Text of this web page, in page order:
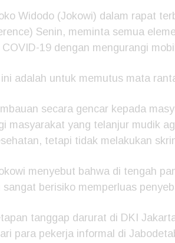
Widodo (Jokowi) dalam rapat
Senin, meminta semua
19 dengan mengurangi
ini adalah untuk memutus mata
secara gencar kepada
masyarakat yang telanjur mudik
tetapi tidak melakukan
menyebut bahwa di tengah
sangat berisiko memperluas
tanggap darurat di DKI
para pekerja informal di